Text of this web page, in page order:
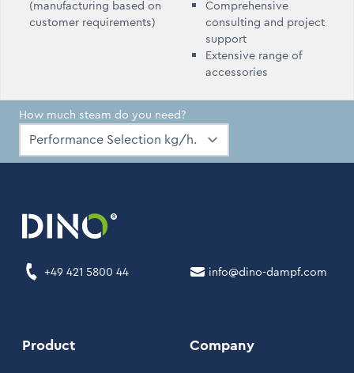
(manufacturing based on
customer requirements)
Comprehensive
consulting and project
support
Extensive range of
accessories
How much steam do you need?
+49 421 5800 44 info@dino-dampf.com
Product Company